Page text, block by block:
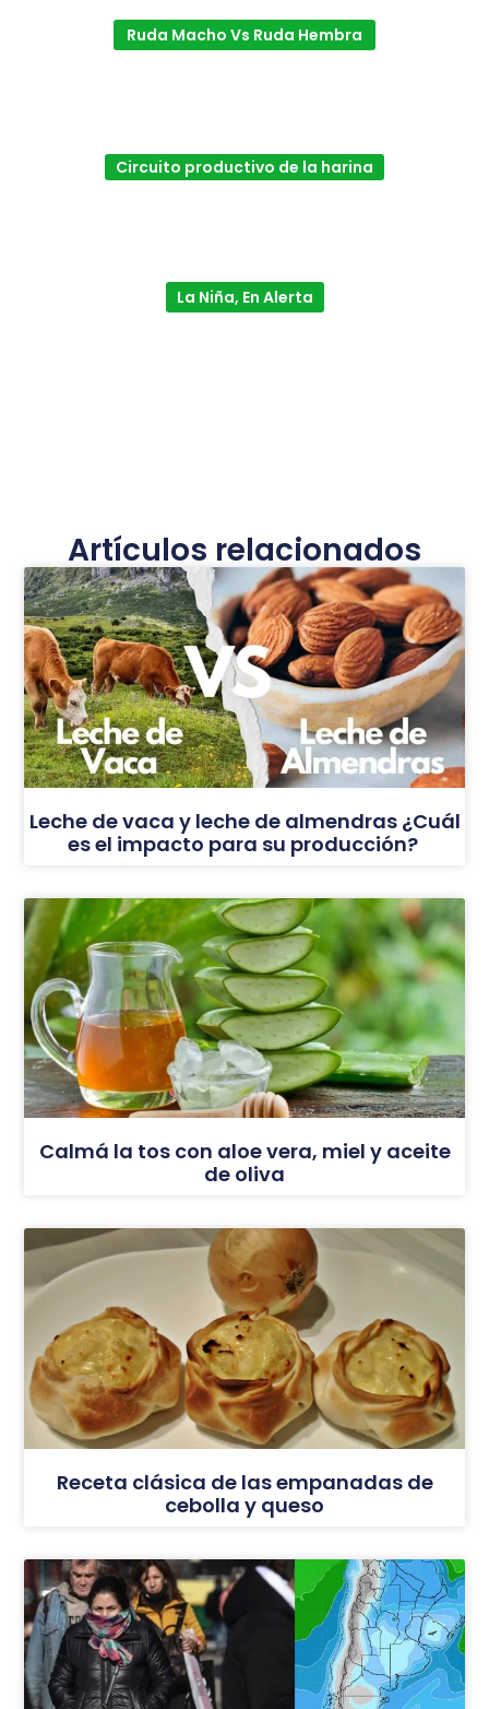
Ruda Macho Vs Ruda Hembra
Circuito productivo de la harina
La Niña, En Alerta
Artículos relacionados
Leche de vaca y leche de almendras ¿Cuál
es el impacto para su producción?
Calmá la tos con aloe vera, miel y aceite
de oliva
Receta clásica de las empanadas de
cebolla y queso